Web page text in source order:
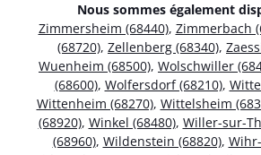
Nous sommes également
Zimmersheim (68440), Zimmerbach
(68720), Zellenberg (68340),
Wuenheim (68500), Wolschwiller
(68600), Wolfersdorf (68210),
Wittenheim (68270), Wittelsheim
(68920), Winkel (68480), Willer-sur-
(68960), Wildenstein (68820),